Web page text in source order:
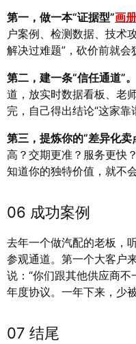
第一，做一本“证据型”画册
户案例、检测数据、技术
解决过难题”，砍价前就会
第二，建一条“信任通道”。
道，放实时数据看板、老
完，自己得出结论“这家靠
第三，提炼你的“差异化卖
高？交期更准？服务更快
知道你的独特价值，就不
06 成功案例
去年一个做汽配的老板，
参观通道。第一个大客户
说：“你们跟其他供应商
年度协议。一年下来，少
07 结尾